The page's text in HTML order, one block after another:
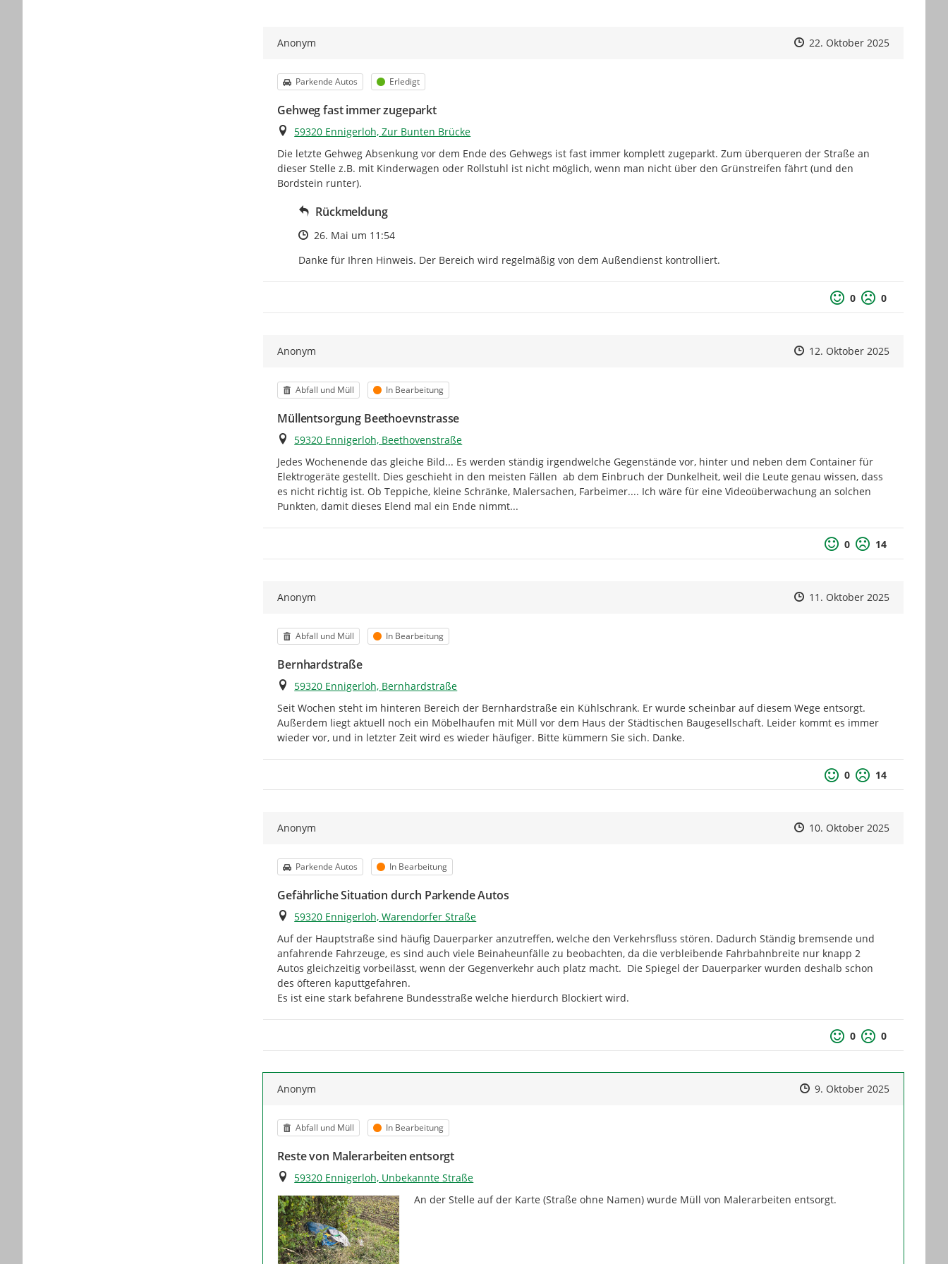
Anonym Zeitpunkt des Erstellens
Zeitpunkt des Erstellens
22. Oktober 2025Zur
Kategorie
Parkende Autos Status
Erledigt
Gehweg fast immer zugeparkt
Ort
59320 Ennigerloh, Zur Bunten Brücke
Die letzte Gehweg Absenkung vor dem Ende des Gehwegs ist fast immer komplett zugeparkt. Zum überqueren der Straße an
dieser Stelle z.B. mit Kinderwagen oder Rollstuhl ist nicht möglich, wenn man nicht über den Grünstreifen fährt (und den
Bordstein runter).
Rückmeldung
Zeitpunkt des Erstellens
26. Mai um 11:54
Danke für Ihren Hinweis. Der Bereich wird regelmäßig von dem Außendienst kontrolliert.
0 0
Anonym Zeitpunkt des Erstellens
Zeitpunkt des Erstellens
12. Oktober 2025Zur
Kategorie
Abfall und Müll Status
In Bearbeitung
Müllentsorgung Beethoevnstrasse
Ort
59320 Ennigerloh, Beethovenstraße
Jedes Wochenende das gleiche Bild... Es werden ständig irgendwelche Gegenstände vor, hinter und neben dem Container für
Elektrogeräte gestellt. Dies geschieht in den meisten Fällen  ab dem Einbruch der Dunkelheit, weil die Leute genau wissen, dass
es nicht richtig ist. Ob Teppiche, kleine Schränke, Malersachen, Farbeimer.... Ich wäre für eine Videoüberwachung an solchen
Punkten, damit dieses Elend mal ein Ende nimmt...
0 14
Anonym Zeitpunkt des Erstellens
Zeitpunkt des Erstellens
11. Oktober 2025Zur
Kategorie
Abfall und Müll Status
In Bearbeitung
Bernhardstraße
Ort
59320 Ennigerloh, Bernhardstraße
Seit Wochen steht im hinteren Bereich der Bernhardstraße ein Kühlschrank. Er wurde scheinbar auf diesem Wege entsorgt.
Außerdem liegt aktuell noch ein Möbelhaufen mit Müll vor dem Haus der Städtischen Baugesellschaft. Leider kommt es immer
wieder vor, und in letzter Zeit wird es wieder häufiger. Bitte kümmern Sie sich. Danke.
0 14
Anonym Zeitpunkt des Erstellens
Zeitpunkt des Erstellens
10. Oktober 2025Zur
Kategorie
Parkende Autos Status
In Bearbeitung
Gefährliche Situation durch Parkende Autos
Ort
59320 Ennigerloh, Warendorfer Straße
Auf der Hauptstraße sind häufig Dauerparker anzutreffen, welche den Verkehrsfluss stören. Dadurch Ständig bremsende und
anfahrende Fahrzeuge, es sind auch viele Beinaheunfälle zu beobachten, da die verbleibende Fahrbahnbreite nur knapp 2
Autos gleichzeitig vorbeilässt, wenn der Gegenverkehr auch platz macht.  Die Spiegel der Dauerparker wurden deshalb schon
des öfteren kaputtgefahren.
Es ist eine stark befahrene Bundesstraße welche hierdurch Blockiert wird.
0 0
Anonym Zeitpunkt des Erstellens
Zeitpunkt des Erstellens
9. Oktober 2025Zur
Kategorie
Abfall und Müll Status
In Bearbeitung
Reste von Malerarbeiten entsorgt
Ort
59320 Ennigerloh, Unbekannte Straße
An der Stelle auf der Karte (Straße ohne Namen) wurde Müll von Malerarbeiten entsorgt.